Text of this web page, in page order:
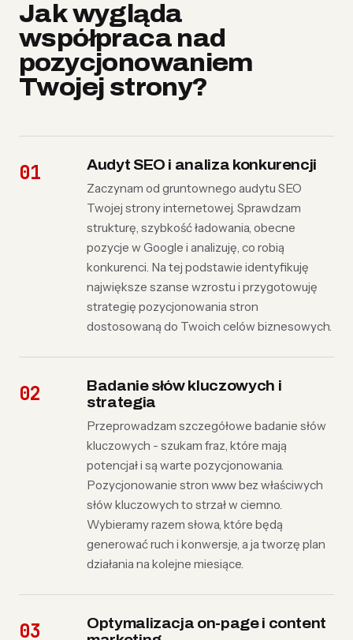
Jak wygląda
współpraca nad
pozycjonowaniem
Twojej strony?
Audyt SEO i analiza konkurencji
Zaczynam od gruntownego audytu SEO
Twojej strony internetowej. Sprawdzam
strukturę, szybkość ładowania, obecne
pozycje w Google i analizuję, co robią
konkurenci. Na tej podstawie identyfikuję
największe szanse wzrostu i przygotowuję
strategię pozycjonowania stron
dostosowaną do Twoich celów biznesowych.
Badanie słów kluczowych i
strategia
Przeprowadzam szczegółowe badanie słów
kluczowych - szukam fraz, które mają
potencjał i są warte pozycjonowania.
Pozycjonowanie stron www bez właściwych
słów kluczowych to strzał w ciemno.
Wybieramy razem słowa, które będą
generować ruch i konwersje, a ja tworzę plan
działania na kolejne miesiące.
Optymalizacja on-page i content